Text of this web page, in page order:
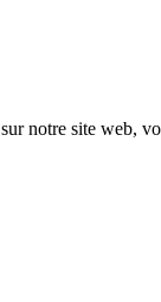
sur notre site web,